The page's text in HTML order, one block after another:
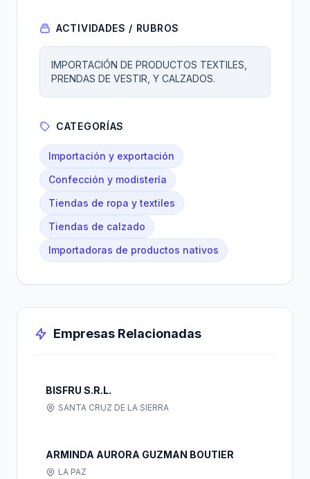
ACTIVIDADES / RUBROS
IMPORTACIÓN DE PRODUCTOS TEXTILES,
PRENDAS DE VESTIR, Y CALZADOS.
CATEGORÍAS
Importación y exportación
Confección y modistería
Tiendas de ropa y textiles
Tiendas de calzado
Importadoras de productos nativos
Empresas Relacionadas
BISFRU S.R.L.
SANTA CRUZ DE LA SIERRA
ARMINDA AURORA GUZMAN BOUTIER
LA PAZ